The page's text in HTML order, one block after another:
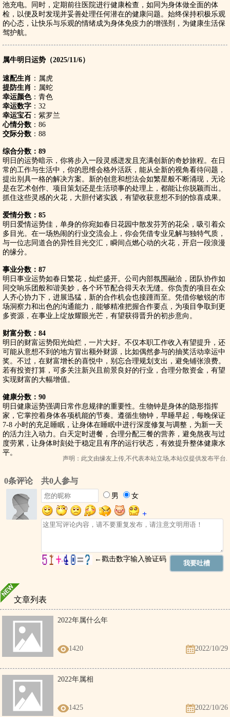
池充电。同时，定期前往医院进行健康检查，如同为身体做全面的体
检，以便及时发现并妥善处理任何潜在的健康问题。始终保持积极乐观
的心态，让快乐与乐观的情绪成为身体免疫力的增强剂，为健康生活保
驾护航。
属牛明日运势（2025/11/6）
速配生肖 ：属虎
提防生肖 ：属蛇
幸运颜色：青色
幸运数字 ：32
幸运宝石 ：紫罗兰
心情分数 ：86
交际分数 ：88
综合分数：89
明日的运势暗示，你将步入一段灵感迸发且充满创新的奇妙旅程。在日
常的工作与生活中，你的思维会格外活跃，能从全新的视角看待问题，
提出别具一格的解决方案。新的创意和想法会如繁星般不断涌现，无论
是在艺术创作、项目策划还是生活琐事的处理上，都能让你脱颖而出。
抓住这些灵感的火花，大胆付诸实践，有望收获意想不到的惊喜成果。
爱情分数：85
明日爱情运势佳，单身的你宛如春日花园中散发芬芳的花朵，吸引着众
多目光。在一场热闹的行业交流会上，你会凭借专业见解与独特气质，
与一位志同道合的异性目光交汇，瞬间点燃心动的火花，开启一段浪漫
的缘分。
事业分数：87
明日事业运势如春日繁花，灿烂盛开。公司内部氛围融洽，团队协作如
同交响乐团般和谐美妙，各个环节配合得天衣无缝。你负责的项目在众
人齐心协力下，进展迅猛，新的合作机会也接踵而至。凭借你敏锐的市
场洞察力和出色的沟通能力，能够精准把握合作要点，为项目争取到更
多资源，在事业上绽放耀眼光芒，有望获得晋升的初步意向。
财富分数：84
明日的财富运势阳光灿烂，一片大好。不仅本职工作收入有望提升，还
可能从意想不到的地方冒出额外财源，比如偶然参与的抽奖活动幸运中
奖。不过，在财富增长的喜悦中，别忘合理规划支出，避免铺张浪费。
若有投资打算，可多关注新兴且前景良好的行业，合理分散资金，有望
实现财富的大幅增值。
健康分数：90
明日健康运势强调日常作息规律的重要性。生物钟是身体的隐形指挥
家，它掌控着身体各项机能的节奏。遵循生物钟，早睡早起，每晚保证
7-8 小时的充足睡眠，让身体在睡眠中进行深度修复与调整，为新一天
的活力注入动力。白天定时进餐，合理分配三餐的营养，避免熬夜与过
度劳累，让身体时刻处于稳定且有序的运行状态，有效提升整体健康水
平。
声明：此文由缘友上传,不代表本站立场,本站仅提供发布平台.
文章列表
2022年属什么年
1420 2022/10/29
2022年属相
1425 2022/10/26